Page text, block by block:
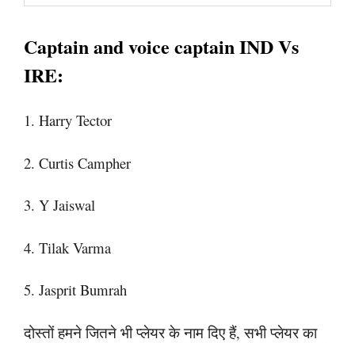
Captain and voice captain IND Vs
IRE:
1. Harry Tector
2. Curtis Campher
3. Y Jaiswal
4. Tilak Varma
5. Jasprit Bumrah
दोस्तों हमने जितने भी प्लेयर के नाम दिए हैं, सभी प्लेयर का